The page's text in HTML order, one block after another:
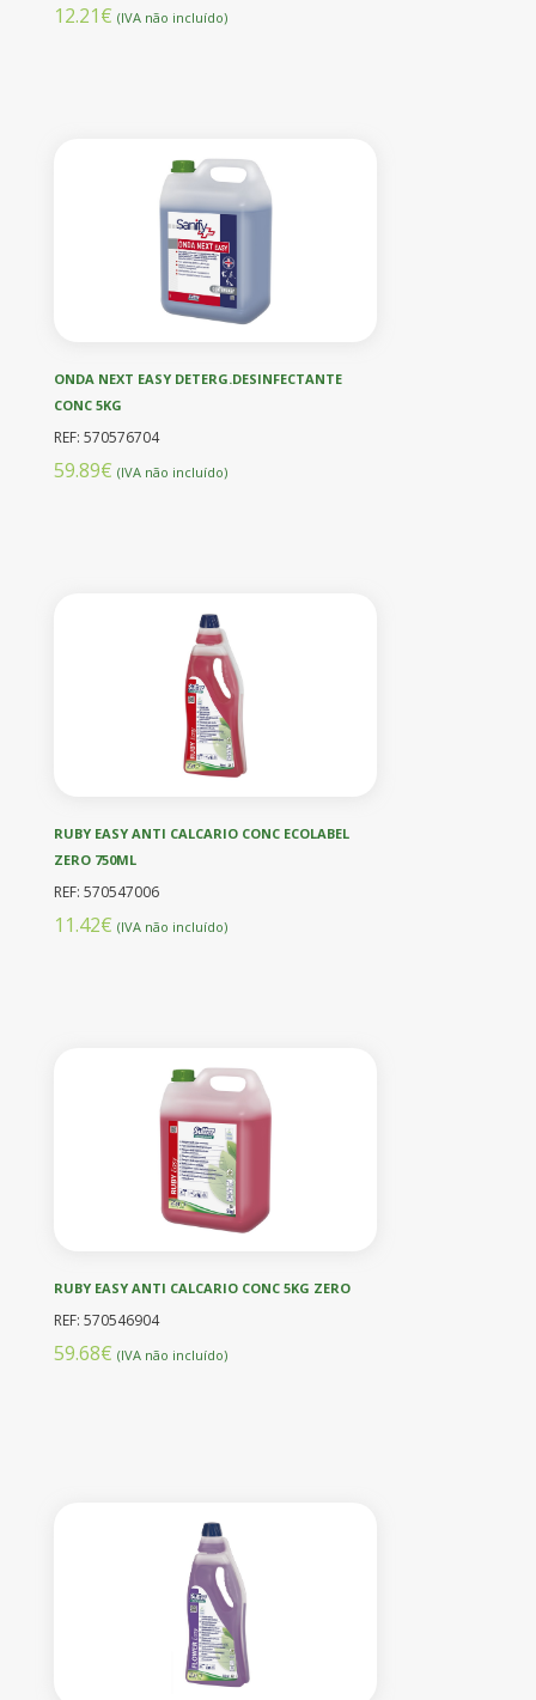
12.21€ (IVA não incluído)
ONDA NEXT EASY DETERG.DESINFECTANTE
CONC 5KG
REF: 570576704
59.89€ (IVA não incluído)
RUBY EASY ANTI CALCARIO CONC ECOLABEL
ZERO 750ML
REF: 570547006
11.42€ (IVA não incluído)
RUBY EASY ANTI CALCARIO CONC 5KG ZERO
REF: 570546904
59.68€ (IVA não incluído)